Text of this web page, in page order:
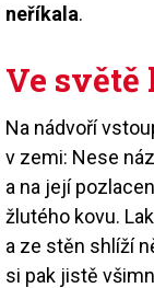
neříkala.
Ve světě
Na nádvoří
v zemi: Nese
a na její
žlutého kovu.
a ze stěn shlíží
si pak jistě